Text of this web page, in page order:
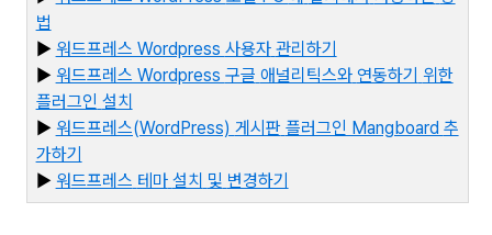
법
▶ 워드프레스 Wordpress 사용자 관리하기
▶ 워드프레스 Wordpress 구글 애널리틱스와 연동하기 위한
플러그인 설치
▶ 워드프레스(WordPress) 게시판 플러그인 Mangboard 추
가하기
▶ 워드프레스 테마 설치 및 변경하기